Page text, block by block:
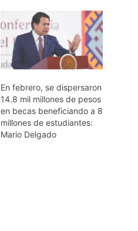
En febrero, se dispersaron
14.8 mil millones de pesos
en becas beneficiando a 8
millones de estudiantes:
Mario Delgado